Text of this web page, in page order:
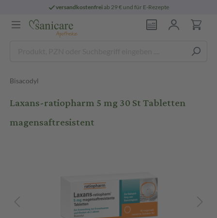
versandkostenfreiab 29 € und für E-Rezepte
Bisacodyl
Laxans-ratiopharm 5 mg 30 St Tabletten
magensaftresistent